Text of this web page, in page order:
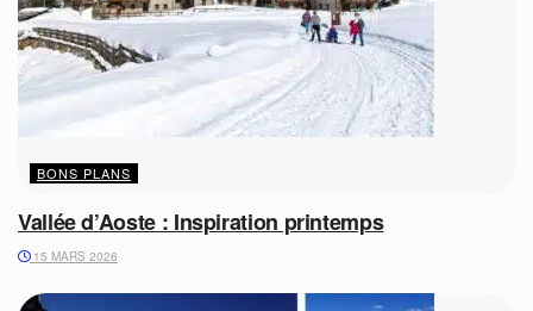
BONS PLANS
Vallée d’Aoste : Inspiration printemps
15 MARS 2026